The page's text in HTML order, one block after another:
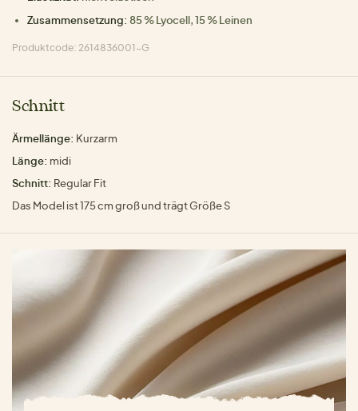
Zusammensetzung: 85 % Lyocell, 15 % Leinen
Produktcode: 2614836001-G
Schnitt
Ärmellänge: Kurzarm
Länge: midi
Schnitt: Regular Fit
Das Model ist 175 cm groß und trägt Größe S